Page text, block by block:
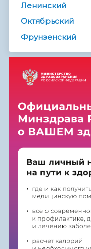
Ленинский
Октябрьский
Фрунзенский